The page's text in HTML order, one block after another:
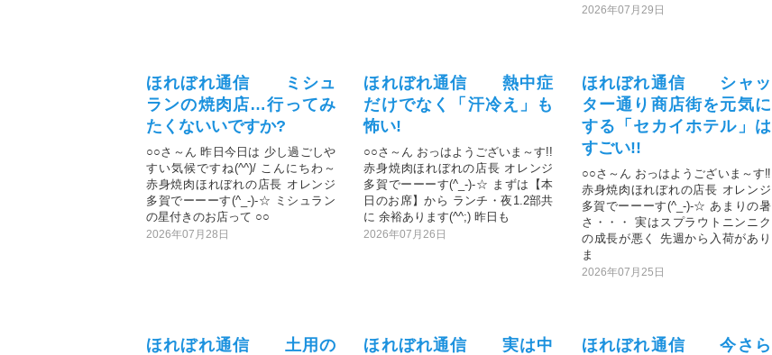
2026年07月29日
ほれぼれ通信 ミシュ
ランの焼肉店…行ってみ
たくないいですか?
○○さ～ん 昨日今日は 少し過ごしや
すい気候ですね(^^)/ こんにちわ～
赤身焼肉ほれぼれの店長 オレンジ
多賀でーーーす(^_-)-☆ ミシュラン
の星付きのお店って ○○
2026年07月28日
ほれぼれ通信 熱中症
だけでなく「汗冷え」も
怖い!
○○さ～ん おっはようございま～す!!
赤身焼肉ほれぼれの店長 オレンジ
多賀でーーーす(^_-)-☆ まずは【本
日のお席】から ランチ・夜1.2部共
に 余裕あります(^^;) 昨日も
2026年07月26日
ほれぼれ通信 シャッ
ター通り商店街を元気に
する「セカイホテル」は
すごい!!
○○さ～ん おっはようございま～す‼️
赤身焼肉ほれぼれの店長 オレンジ
多賀でーーーす(^_-)-☆ あまりの暑
さ・・・ 実はスプラウトニンニク
の成長が悪く 先週から入荷があり
ま
2026年07月25日
ほれぼれ通信 土用の
ほれぼれ通信 実は中
ほれぼれ通信 今さら